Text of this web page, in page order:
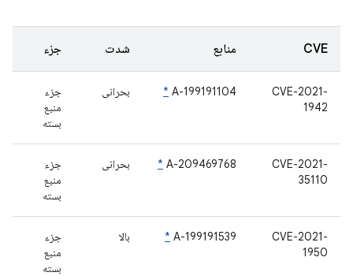
CVE منابع شدت جزء
CVE-2021-
1942
A-199191104
* بحرانی
جزء
منبع
بسته
CVE-2021-
35110
A-209469768
* بحرانی
جزء
منبع
بسته
CVE-2021-
1950
A-199191539
* بالا
جزء
منبع
بسته